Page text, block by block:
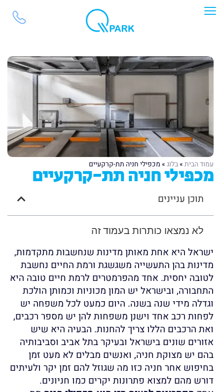
עמוד הבית»בלוג»מכפילי חניה תת-קרקעיים
מכפילי חניה תת-קרקעיים
תוכן עניינים
לא נמצאו כותרות בעמוד זה
ישראל היא אחת מאותן מדינות שנחשבות מתקדמות,
מדינות בהן התעשייה משגשגת ורמת החיים נחשבת
לטובה יחסית. אחד מהפרמטרים לרמת חיים טובה היא
התחבורה, ובישראל יש המון מכוניות וכמותן הולכת
וגדלה מידי שנה בשנה. היום כמעט לכל משפחה יש
לפחות רכב אחד וישנן משפחות להן יש מספר רכבים,
ואת הרכבים הללו צריך להחנות. הבעיה היא שיש
אזורים שונים בישראל ובעיקר בתל אביב וסביבותיה
בהם יש מצוקת חניה, ואנשים מבלים לא מעט זמן
בחיפוש אחר חניה כזו מה שגוזל להם זמן יקר ולעיתים
דורש מהם למצוא פתרונות יקרים כמו חניונים.